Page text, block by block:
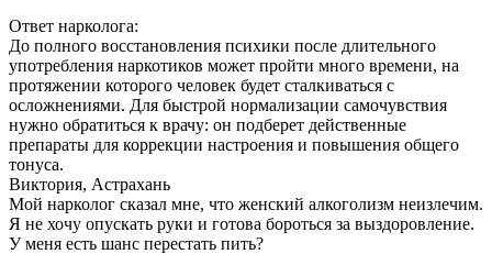
Ответ нарколога:
До полного восстановления психики после длительного
употребления наркотиков может пройти много времени, на
протяжении которого человек будет сталкиваться с
осложнениями. Для быстрой нормализации самочувствия
нужно обратиться к врачу: он подберет действенные
препараты для коррекции настроения и повышения общего
тонуса.
Виктория, Астрахань
Мой нарколог сказал мне, что женский алкоголизм неизлечим.
Я не хочу опускать руки и готова бороться за выздоровление.
У меня есть шанс перестать пить?